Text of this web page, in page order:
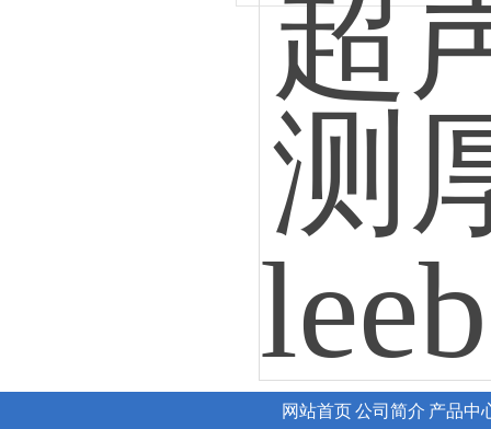
网站首页公司简介 产品中